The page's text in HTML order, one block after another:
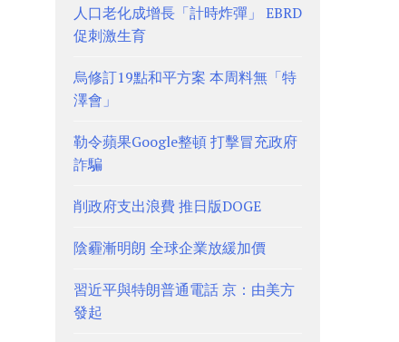
人口老化成增長「計時炸彈」 EBRD
促刺激生育
烏修訂19點和平方案 本周料無「特
澤會」
勒令蘋果Google整頓 打擊冒充政府
詐騙
削政府支出浪費 推日版DOGE
陰霾漸明朗 全球企業放緩加價
習近平與特朗普通電話 京：由美方
發起